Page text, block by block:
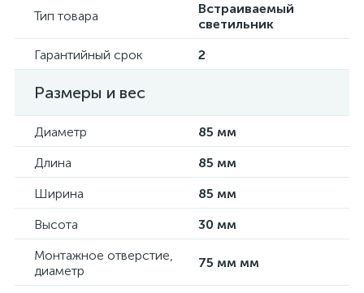
Тип товара
Встраиваемый
светильник
Гарантийный срок
2
Размеры и вес
Диаметр
85 мм
Длина
85 мм
Ширина
85 мм
Высота
30 мм
Монтажное отверстие,
диаметр
75 мм мм